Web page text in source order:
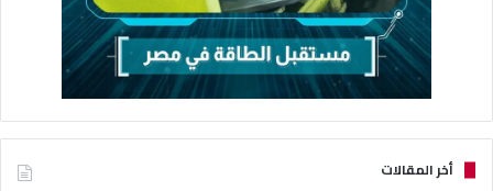
أخر المقالات